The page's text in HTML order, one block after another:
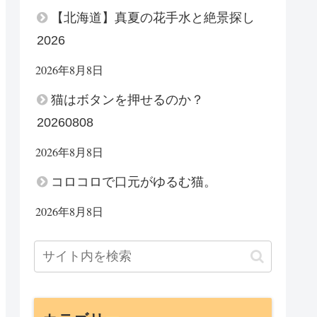
【北海道】真夏の花手水と絶景探し
2026
2026年8月8日
猫はボタンを押せるのか？
20260808
2026年8月8日
コロコロで口元がゆるむ猫。
2026年8月8日